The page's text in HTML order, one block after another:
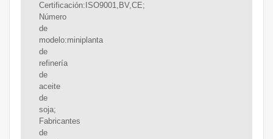
Certificación:ISO9001,BV,CE;
Número
de
modelo:miniplanta
de
refinería
de
aceite
de
soja;
Fabricantes
de